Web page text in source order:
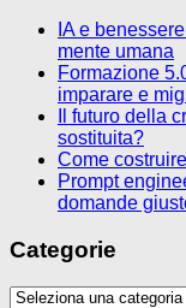
IA e
mente umana
Formazione
imparare e
Il futuro della
sostituita?
Come
Prompt
domande
Categorie
Categorie